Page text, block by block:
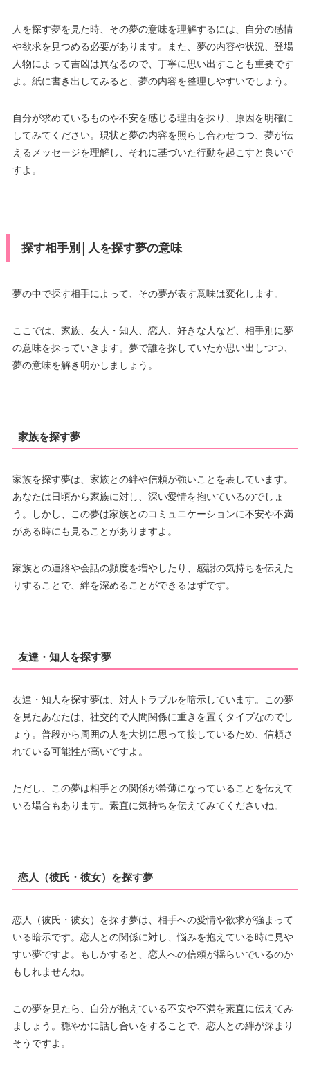
人を探す夢を見た時、その夢の意味を理解するには、自分の感情
や欲求を見つめる必要があります。また、夢の内容や状況、登場
人物によって吉凶は異なるので、丁寧に思い出すことも重要です
よ。紙に書き出してみると、夢の内容を整理しやすいでしょう。
自分が求めているものや不安を感じる理由を探り、原因を明確に
してみてください。現状と夢の内容を照らし合わせつつ、夢が伝
えるメッセージを理解し、それに基づいた行動を起こすと良いで
すよ。
探す相手別│人を探す夢の意味
夢の中で探す相手によって、その夢が表す意味は変化します。
ここでは、家族、友人・知人、恋人、好きな人など、相手別に夢
の意味を探っていきます。夢で誰を探していたか思い出しつつ、
夢の意味を解き明かしましょう。
家族を探す夢
家族を探す夢は、家族との絆や信頼が強いことを表しています。
あなたは日頃から家族に対し、深い愛情を抱いているのでしょ
う。しかし、この夢は家族とのコミュニケーションに不安や不満
がある時にも見ることがありますよ。
家族との連絡や会話の頻度を増やしたり、感謝の気持ちを伝えた
りすることで、絆を深めることができるはずです。
友達・知人を探す夢
友達・知人を探す夢は、対人トラブルを暗示しています。この夢
を見たあなたは、社交的で人間関係に重きを置くタイプなのでし
ょう。普段から周囲の人を大切に思って接しているため、信頼さ
れている可能性が高いですよ。
ただし、この夢は相手との関係が希薄になっていることを伝えて
いる場合もあります。素直に気持ちを伝えてみてくださいね。
恋人（彼氏・彼女）を探す夢
恋人（彼氏・彼女）を探す夢は、相手への愛情や欲求が強まって
いる暗示です。恋人との関係に対し、悩みを抱えている時に見や
すい夢ですよ。もしかすると、恋人への信頼が揺らいでいるのか
もしれませんね。
この夢を見たら、自分が抱えている不安や不満を素直に伝えてみ
ましょう。穏やかに話し合いをすることで、恋人との絆が深まり
そうですよ。